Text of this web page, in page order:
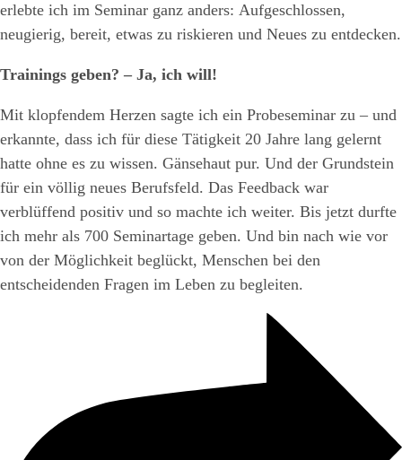
erlebte ich im Seminar ganz anders: Aufgeschlossen,
neugierig, bereit, etwas zu riskieren und Neues zu entdecken.
Trainings geben? – Ja, ich will!
Mit klopfendem Herzen sagte ich ein Probeseminar zu – und
erkannte, dass ich für diese Tätigkeit 20 Jahre lang gelernt
hatte ohne es zu wissen. Gänsehaut pur. Und der Grundstein
für ein völlig neues Berufsfeld. Das Feedback war
verblüffend positiv und so machte ich weiter. Bis jetzt durfte
ich mehr als 700 Seminartage geben. Und bin nach wie vor
von der Möglichkeit beglückt, Menschen bei den
entscheidenden Fragen im Leben zu begleiten.